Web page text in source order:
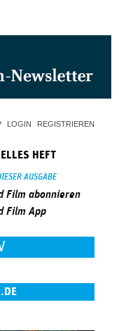
LOGIN REGISTRIEREN
HEFT
AUSGABE
Film abonnieren
Film App